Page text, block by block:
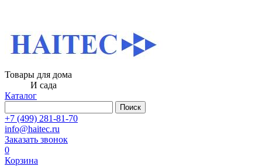
Товары для дома
И сада
Каталог
Поиск
+7 (499) 281-81-70
info@haitec.ru
Заказать звонок
0
Корзина